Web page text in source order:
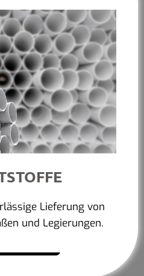
Lieferung von
und Legierungen.